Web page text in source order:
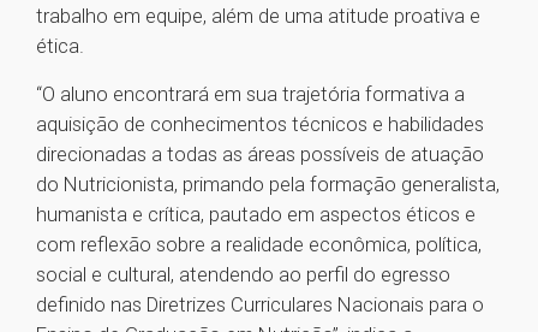
trabalho em equipe, além de uma atitude proativa e
ética.
“O aluno encontrará em sua trajetória formativa a
aquisição de conhecimentos técnicos e habilidades
direcionadas a todas as áreas possíveis de atuação
do Nutricionista, primando pela formação generalista,
humanista e crítica, pautado em aspectos éticos e
com reflexão sobre a realidade econômica, política,
social e cultural, atendendo ao perfil do egresso
definido nas Diretrizes Curriculares Nacionais para o